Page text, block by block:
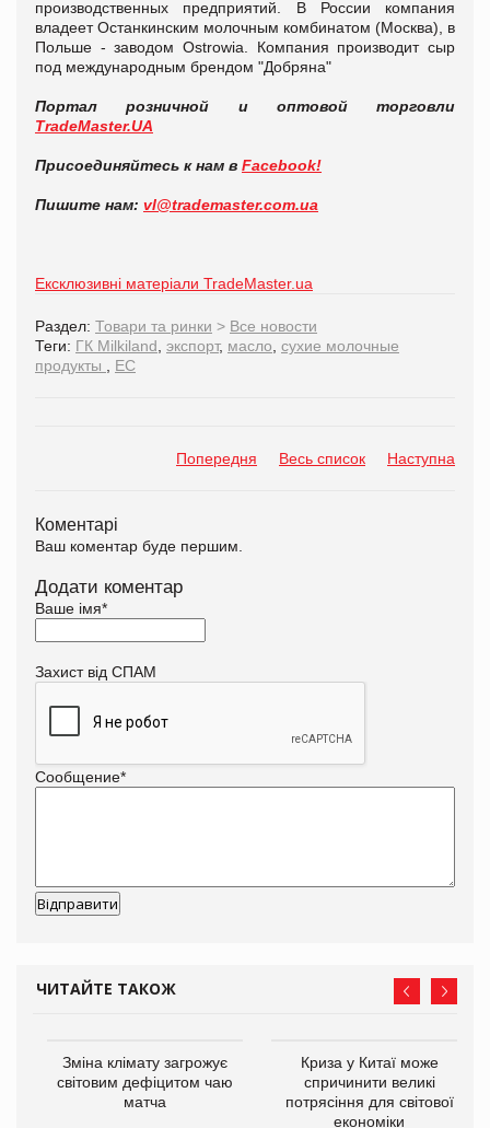
производственных предприятий. В России компания
владеет Останкинским молочным комбинатом (Москва), в
Польше - заводом Ostrowia. Компания производит сыр
под международным брендом "Добряна"
Портал розничной и оптовой торговли
TradeMaster.UA
Присоединяйтесь к нам в Facebook!
Пишите нам: vl@trademaster.com.ua
Ексклюзивні матеріали TradeMaster.ua
Раздел: Товари та ринки > Все новости
Теги: ГК Milkiland экспорт, масло сухие молочные
продукты
ЕС
Попередня Весь список Наступна
Коментарі
Ваш коментар буде першим.
Додати коментар
Ваше імя*
Захист від СПАМ
Сообщение*
ЧИТАЙТЕ ТАКОЖ
Зміна клімату загрожує
світовим дефіцитом чаю
матча
Криза у Китаї може
спричинити великі
потрясіння для світової
економіки